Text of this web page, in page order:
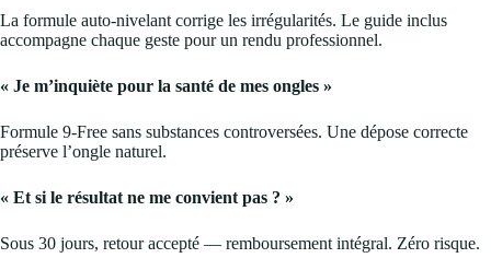
La formule auto-nivelant corrige les irrégularités. Le guide inclus
accompagne chaque geste pour un rendu professionnel.
« Je m’inquiète pour la santé de mes ongles »
Formule 9-Free sans substances controversées. Une dépose correcte
préserve l’ongle naturel.
« Et si le résultat ne me convient pas ? »
Sous 30 jours, retour accepté — remboursement intégral. Zéro risque.